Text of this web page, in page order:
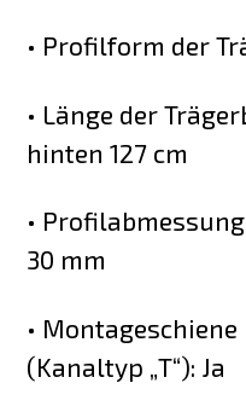
• Profilform der
• Länge der
hinten 127 cm
•
30 mm
•
(Kanaltyp „T“): Ja